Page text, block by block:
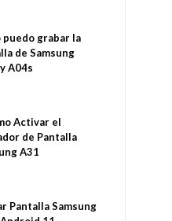
puedo grabar la
de Samsung
A04s
Activar el
de Pantalla
A31
Pantalla Samsung